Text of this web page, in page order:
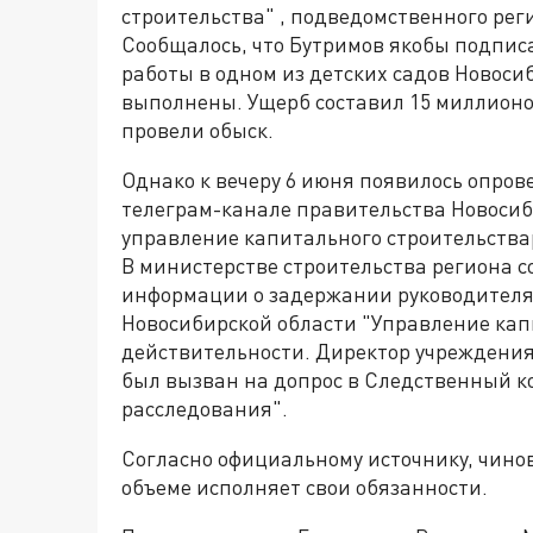
строительства" , подведомственного
Сообщалось, что Бутримов якобы
работы в одном из детских садов
выполнены. Ущерб составил 15
провели обыск.
Однако к вечеру 6 июня появилось
телеграм-канале правительства
управление капитального
В министерстве строительства региона
информации о задержании
Новосибирской области "Управление
действительности. Директор
был вызван на допрос в Следственный
расследования".
Согласно официальному источнику,
объеме исполняет свои обязанности.